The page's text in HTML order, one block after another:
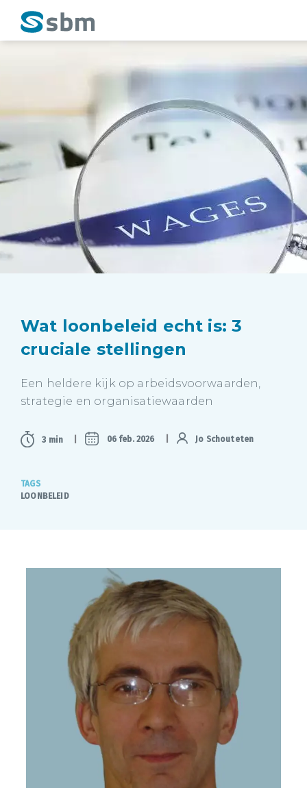
Wat loonbeleid echt is: 3
cruciale stellingen
Een heldere kijk op arbeidsvoorwaarden,
strategie en organisatiewaarden
3 min 06 feb. 2026 Jo Schouteten
TAGS
LOONBELEID